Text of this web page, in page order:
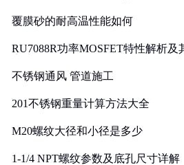
覆膜砂的耐高温性能如何
RU7088R功率MOSFET特性解析
不锈钢通风 管道施工
201不锈钢重量计算方法大全
M20螺纹大径和小径是多少
1-1/4 NPT螺纹参数及底孔尺寸详解